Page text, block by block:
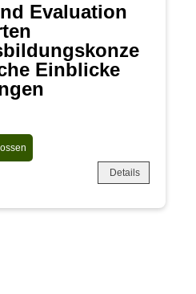
Evaluation
Einblicke
Details